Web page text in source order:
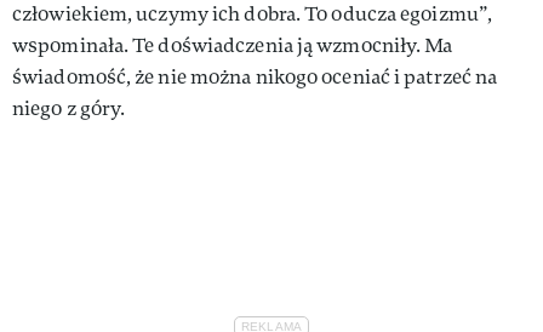
człowiekiem, uczymy ich dobra. To oducza egoizmu”,
wspominała. Te doświadczenia ją wzmocniły. Ma
świadomość, że nie można nikogo oceniać i patrzeć na
niego z góry.